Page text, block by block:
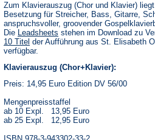
Zum Klavierauszug (Chor und Klavier)
Besetzung für Streicher, Bass, Gitarre,
anspruchsvoller, groovender
Die Leadsheets (Öffnet
in
Tab)
stehen im Download zu
10 Titel der Aufführung aus St. Elisabeth
verfügbar.
Klavierauszug (Chor+Klavier):
Preis: 14,95 Euro Edition DV 56/00
Mengenpreisstaffel
ab 10 Expl. 13,95 Euro
ab 25 Expl. 12,95 Euro